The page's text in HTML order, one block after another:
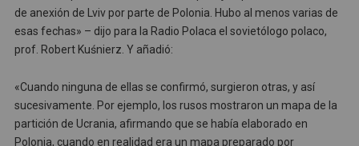
de anexión de Lviv por parte de Polonia. Hubo al menos varias de
esas fechas» – dijo para la Radio Polaca el sovietólogo polaco,
prof. Robert Kuśnierz. Y añadió:
«Cuando ninguna de ellas se confirmó, surgieron otras, y así
sucesivamente. Por ejemplo, los rusos mostraron un mapa de la
partición de Ucrania, afirmando que se había elaborado en
Polonia, cuando en realidad era un mapa preparado por